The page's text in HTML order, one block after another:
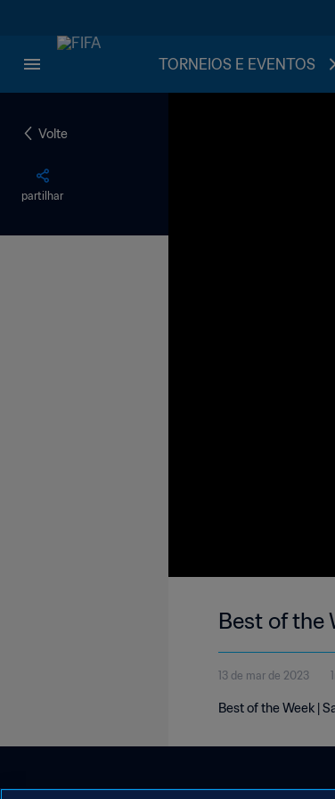
TORNEIOS E EVENTOS
Volte
partilhar
Best of the
13 de mar de 2023
Best of the Week |